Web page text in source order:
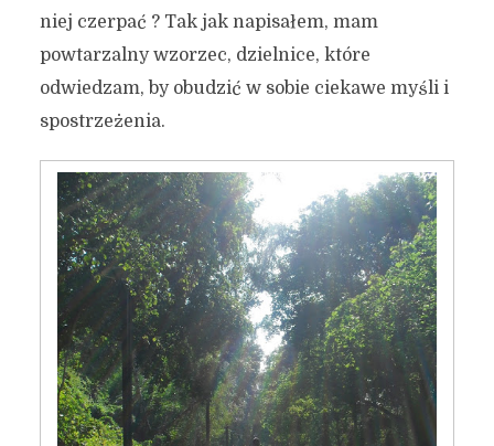
niej czerpać ? Tak jak napisałem, mam
powtarzalny wzorzec, dzielnice, które
odwiedzam, by obudzić w sobie ciekawe myśli i
spostrzeżenia.